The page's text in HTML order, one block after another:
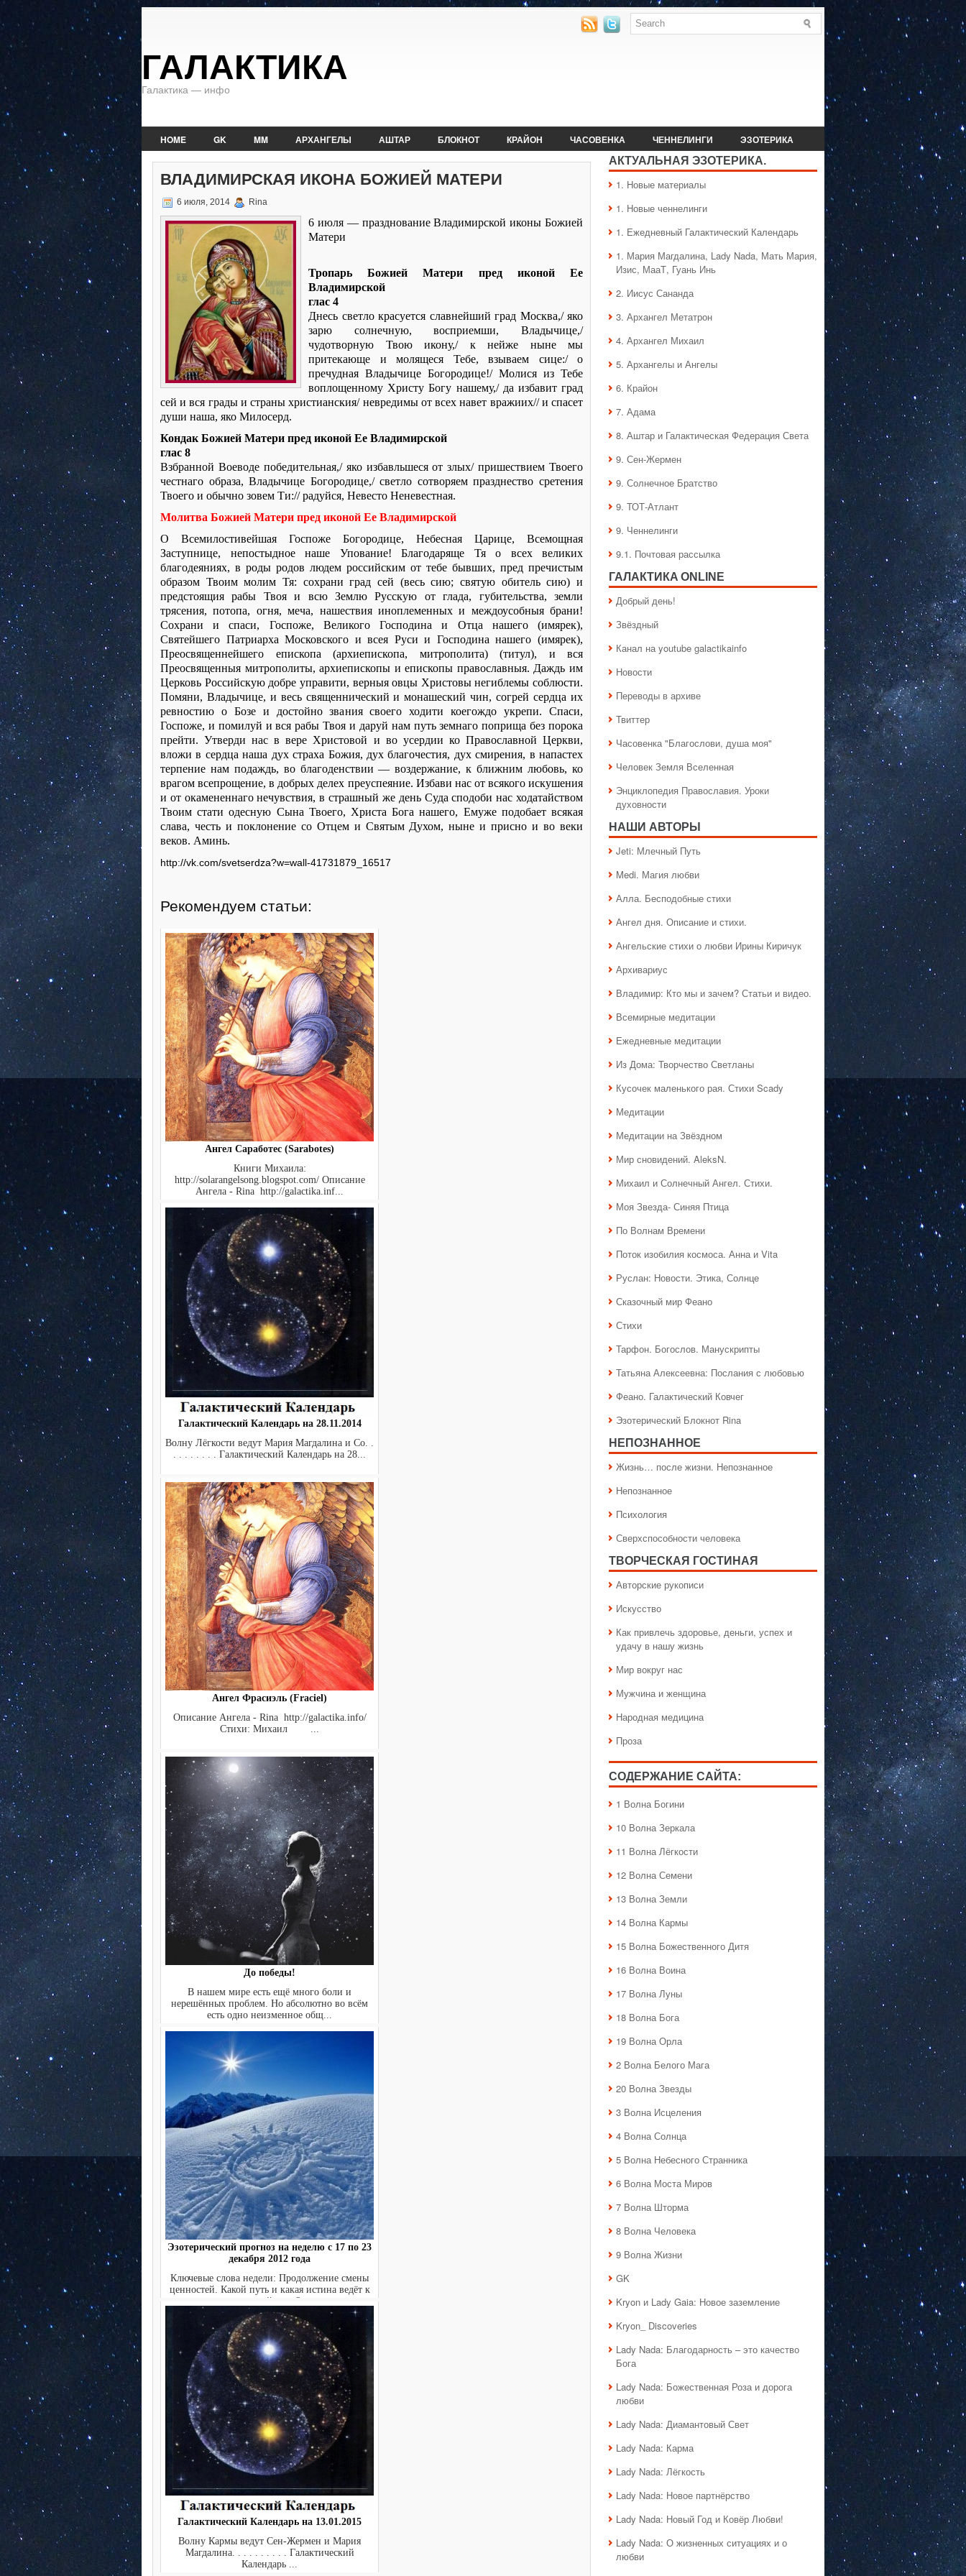
ГАЛАКТИКА
Галактика — инфо
HOME GK MM АРХАНГЕЛЫ АШТАР БЛОКНОТ КРАЙОН ЧАСОВЕНКА ЧЕННЕЛИНГИ ЭЗОТЕРИКА
ВЛАДИМИРСКАЯ ИКОНА БОЖИЕЙ МАТЕРИ
6 июля, 2014 Rina
6 июля — празднование Владимирской иконы Божией
Матери
Тропарь Божией Матери пред иконой Ее
Владимирской
глас 4
Днесь светло красуется славнейший град Москва,/ яко
зарю солнечную, восприемши, Владычице,/
чудотворную Твою икону,/ к нейже ныне мы
притекающе и молящеся Тебе, взываем сице:/ о
пречудная Владычице Богородице!/ Молися из Тебе
воплощенному Христу Богу нашему,/ да избавит град
сей и вся грады и страны христианския/ невредимы от всех навет вражиих// и спасет
души наша, яко Милосерд.
Кондак Божией Матери пред иконой Ее Владимирской
глас 8
Взбранной Воеводе победительная,/ яко избавльшеся от злых/ пришествием Твоего
честнаго образа, Владычице Богородице,/ светло сотворяем празднество сретения
Твоего и обычно зовем Ти:// радуйся, Невесто Неневестная.
Молитва Божией Матери пред иконой Ее Владимирской
О Всемилостивейшая Госпоже Богородице, Небесная Царице, Всемощная
Заступнице, непостыдное наше Упование! Благодаряще Тя о всех великих
благодеяниях, в роды родов людем российским от тебе бывших, пред пречистым
образом Твоим молим Тя: сохрани град сей (весь сию; святую обитель сию) и
предстоящия рабы Твоя и всю Землю Русскую от глада, губительства, земли
трясения, потопа, огня, меча, нашествия иноплеменных и междоусобныя брани!
Сохрани и спаси, Госпоже, Великого Господина и Отца нашего (имярек),
Святейшего Патриарха Московского и всея Руси и Господина нашего (имярек),
Преосвященнейшего епископа (архиепископа, митрополита) (титул), и вся
Преосвященныя митрополиты, архиепископы и епископы православныя. Даждь им
Церковь Российскую добре управити, верныя овцы Христовы негиблемы соблюсти.
Помяни, Владычице, и весь священнический и монашеский чин, согрей сердца их
ревностию о Бозе и достойно звания своего ходити коегождо укрепи. Спаси,
Госпоже, и помилуй и вся рабы Твоя и даруй нам путь земнаго поприща без порока
прейти. Утверди нас в вере Христовой и во усердии ко Православной Церкви,
вложи в сердца наша дух страха Божия, дух благочестия, дух смирения, в напастех
терпение нам подаждь, во благоденствии — воздержание, к ближним любовь, ко
врагом всепрощение, в добрых делех преуспеяние. Избави нас от всякого искушения
и от окамененнаго нечувствия, в страшный же день Суда сподоби нас ходатайством
Твоим стати одесную Сына Твоего, Христа Бога нашего, Емуже подобает всякая
слава, честь и поклонение со Отцем и Святым Духом, ныне и присно и во веки
веков. Аминь.
http://vk.com/svetserdza?w=wall-41731879_16517
Рекомендуем статьи:
Ангел Саработес (Sarabotes)
Книги Михаила:
http://solarangelsong.blogspot.com/ Описание
Ангела - Rina http://galactika.inf...
Галактический Календарь на 28.11.2014
Волну Лёгкости ведут Мария Магдалина и Co. .
. . . . . . . . Галактический Календарь на 28...
Ангел Фрасиэль (Fraciel)
Описание Ангела - Rina http://galactika.info/
Стихи: Михаил ...
До победы!
В нашем мире есть ещё много боли и
нерешённых проблем. Но абсолютно во всём
есть одно неизменное общ...
Эзотерический прогноз на неделю с 17 по 23
декабря 2012 года
Ключевые слова недели: Продолжение смены
ценностей. Какой путь и какая истина ведёт к
желаемой цели?...
Галактический Календарь на 13.01.2015
Волну Кармы ведут Сен-Жермен и Мария
Магдалина. . . . . . . . . . Галактический
Календарь ...
АКТУАЛЬНАЯ ЭЗОТЕРИКА.
1. Hовые материалы
1. Hовые ченнелинги
1. Ежедневный Галактический Календарь
1. Мария Магдалина, Lady Nada, Мать Мария,
Изис, МааТ, Гуань Инь
2. Иисус Сананда
3. Архангел Метатрон
4. Архангел Михаил
5. Архангелы и Ангелы
6. Крайон
7. Адама
8. Аштар и Галактическая Федерация Света
9. Сен-Жермен
9. Солнечное Братство
9. ТОТ-Атлант
9. Ченнелинги
9.1. Почтовая рассылка
ГАЛАКТИКA ONLINE
Добрый день!
Звёздный
Канал на youtube galactikainfo
Новости
Переводы в архиве
Твиттер
Часовенка "Благослови, душа моя"
Человек Земля Вселенная
Энциклопедия Православия. Уроки
духовности
НАШИ АВТОРЫ
Jeti: Млечный Путь
Medi. Магия любви
Алла. Бесподобные стихи
Ангел дня. Описание и стихи.
Ангельские стихи о любви Ирины Киричук
Архивариус
Владимир: Кто мы и зачем? Статьи и видео.
Всемирные медитации
Ежедневные медитации
Из Дома: Творчество Светланы
Кусочек маленького рая. Стихи Scady
Медитации
Медитации на Звёздном
Мир сновидений. AleksN.
Михаил и Солнечный Ангел. Стихи.
Моя Звезда- Синяя Птица
По Волнам Времени
Поток изобилия космоса. Анна и Vita
Руслан: Новости. Этика, Солнце
Сказочный мир Феано
Стихи
Тарфон. Богослов. Манускрипты
Татьяна Алексеевна: Послания с любовью
Феано. Галактический Ковчег
Эзотерический Блокнот Rina
НЕПОЗНАННОЕ
Жизнь… после жизни. Непознанное
Непознанное
Психология
Сверхспособности человека
ТВОРЧЕСКАЯ ГОСТИНАЯ
Авторские рукописи
Искусство
Как привлечь здоровье, деньги, успех и
удачу в нашу жизнь
Мир вокруг нас
Мужчина и женщина
Народная медицина
Проза
СОДЕРЖАНИЕ САЙТА:
1 Волна Богини
10 Волна Зеркала
11 Волна Лёгкости
12 Волна Семени
13 Волна Земли
14 Волна Кармы
15 Волна Божественного Дитя
16 Волна Воина
17 Волна Луны
18 Волна Бога
19 Волна Орла
2 Волна Белого Мага
20 Волна Звезды
3 Волна Исцеления
4 Волна Солнца
5 Волна Небесного Странника
6 Волна Моста Миров
7 Волна Шторма
8 Волна Человека
9 Волна Жизни
GK
Kryon и Lady Gaia: Новое заземление
Kryon_ Discoveries
Lady Nada: Благодарность – это качество
Бога
Lady Nada: Божественная Роза и дорога
любви
Lady Nada: Диамантовый Свет
Lady Nada: Карма
Lady Nada: Лёгкость
Lady Nada: Новое партнёрство
Lady Nada: Новый Год и Ковёр Любви!
Lady Nada: О жизненных ситуациях и о
любви